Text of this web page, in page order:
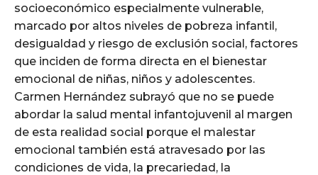
socioeconómico especialmente vulnerable,
marcado por altos niveles de pobreza infantil,
desigualdad y riesgo de exclusión social, factores
que inciden de forma directa en el bienestar
emocional de niñas, niños y adolescentes.
Carmen Hernández subrayó que no se puede
abordar la salud mental infantojuvenil al margen
de esta realidad social porque el malestar
emocional también está atravesado por las
condiciones de vida, la precariedad, la